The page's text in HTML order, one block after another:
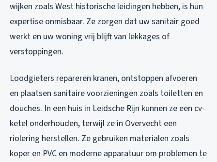
wijken zoals West historische leidingen hebben, is hun
expertise onmisbaar. Ze zorgen dat uw sanitair goed
werkt en uw woning vrij blijft van lekkages of
verstoppingen.
Loodgieters repareren kranen, ontstoppen afvoeren
en plaatsen sanitaire voorzieningen zoals toiletten en
douches. In een huis in Leidsche Rijn kunnen ze een cv-
ketel onderhouden, terwijl ze in Overvecht een
riolering herstellen. Ze gebruiken materialen zoals
koper en PVC en moderne apparatuur om problemen te